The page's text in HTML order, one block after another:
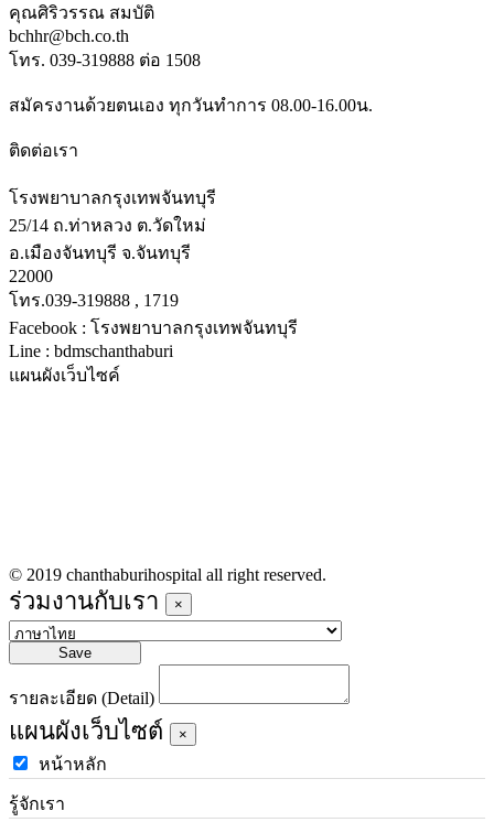
คุณศิริวรรณ สมบัติ
bchhr@bch.co.th
โทร. 039-319888 ต่อ 1508
สมัครงานด้วยตนเอง ทุกวันทำการ 08.00-16.00น.
ติดต่อเรา
โรงพยาบาลกรุงเทพจันทบุรี
25/14 ถ.ท่าหลวง ต.วัดใหม่
อ.เมืองจันทบุรี จ.จันทบุรี
22000
โทร.039-319888 , 1719
Facebook : โรงพยาบาลกรุงเทพจันทบุรี
Line : bdmschanthaburi
แผนผังเว็บไซค์
© 2019 chanthaburihospital all right reserved.
ร่วมงานกับเรา ×
Save
รายละเอียด (Detail)
แผนผังเว็บไซต์ ×
หน้าหลัก
รู้จักเรา